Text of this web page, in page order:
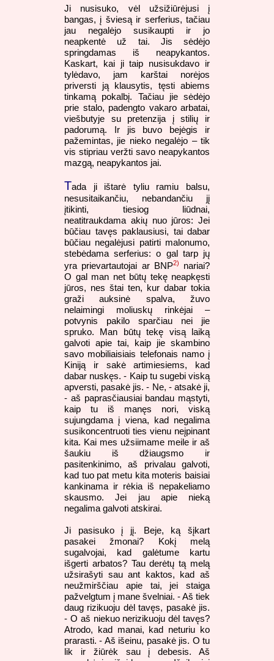
Ji nusisuko, vėl užsižiūrėjusi į
bangas, į šviesą ir serferius, tačiau
jau negalėjo susikaupti ir jo
neapkentė už tai. Jis sėdėjo
springdamas iš neapykantos.
Kaskart, kai ji taip nusisukdavo ir
tylėdavo, jam karštai norėjos
priversti ją klausytis, tęsti abiems
tinkamą pokalbį. Tačiau jie sėdėjo
prie stalo, padengto vakaro arbatai,
viešbutyje su pretenzija į stilių ir
padorumą. Ir jis buvo bejėgis ir
pažemintas, jie nieko negalėjo – tik
vis stipriau veržti savo neapykantos
mazgą, neapykantos jai.
Tada ji ištarė tyliu ramiu balsu,
nesusitaikančiu, nebandančiu jį
įtikinti, tiesiog liūdnai,
neatitraukdama akių nuo jūros: Jei
būčiau tavęs paklausiusi, tai dabar
būčiau negalėjusi patirti malonumo,
stebėdama serferius: o gal tarp jų
yra prievartautojai ar BNP2)
nariai?
O gal man net būtų tekę neapkęsti
jūros, nes štai ten, kur dabar tokia
graži auksinė spalva, žuvo
nelaimingi moliuskų rinkėjai –
potvynis pakilo sparčiau nei jie
spruko. Man būtų tekę visą laiką
galvoti apie tai, kaip jie skambino
savo mobiliaisiais telefonais namo į
Kiniją ir sakė artimiesiems, kad
dabar nuskęs. - Kaip tu sugebi viską
apversti, pasakė jis. - Ne, - atsakė ji,
- aš paprasčiausiai bandau mąstyti,
kaip tu iš manęs nori, viską
sujungdama į viena, kad negalima
susikoncentruoti ties vienu neįpinant
kita. Kai mes užsiimame meile ir aš
šaukiu iš džiaugsmo ir
pasitenkinimo, aš privalau galvoti,
kad tuo pat metu kita moteris baisiai
kankinama ir rėkia iš nepakeliamo
skausmo. Jei jau apie nieką
negalima galvoti atskirai.
Ji pasisuko į jį. Beje, ką šįkart
pasakei žmonai? Kokį melą
sugalvojai, kad galėtume kartu
išgerti arbatos? Tau derėtų tą melą
užsirašyti sau ant kaktos, kad aš
neužmirščiau apie tai, jei staiga
pažvelgtum į mane švelniai. - Aš tiek
daug rizikuoju dėl tavęs, pasakė jis.
- O aš niekuo nerizikuoju dėl tavęs?
Atrodo, kad manai, kad neturiu ko
prarasti. - Aš išeinu, pasakė jis. O tu
lik ir žiūrėk sau į debesis. Aš